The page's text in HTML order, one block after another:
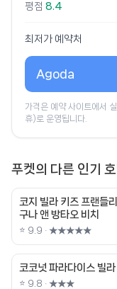
평점 8.4
최저가 예약처
Agoda
가격은 예약 사이트에서
휴)로 운영됩니다.
푸켓의 다른 인기
코지 빌라 키즈 프랜들
구나 앤 방타오 비치
⭐ 9.9 · ★★★★★
코코넛 파라다이스 빌라
⭐ 9.8 · ★★★